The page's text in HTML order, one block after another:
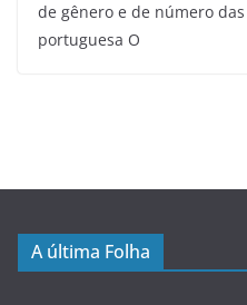
de gênero e de número
portuguesa O
A última Folha